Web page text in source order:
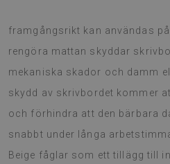
framgångsrikt kan användas
rengöra mattan skyddar
mekaniska skador och damm
skydd av skrivbordet kommer
och förhindra att den bärbara
snabbt under långa
Beige fåglar som ett tillägg till